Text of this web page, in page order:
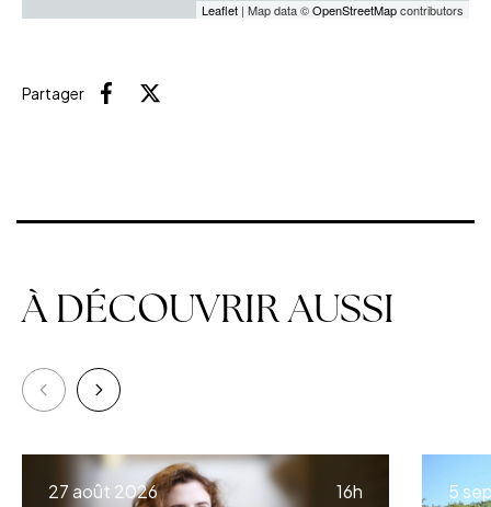
Leaflet | Map data ©OpenStreetMapcontributors
Partager FacebookX (Twitter)
À DÉCOUVRIR AUSSI
27 août 2026 à
16h 5